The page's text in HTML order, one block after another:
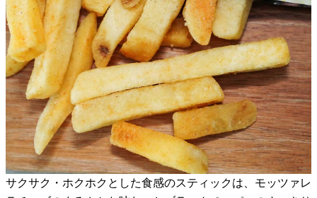
サクサク・ホクホクとした食感のスティックは、モッツァレ